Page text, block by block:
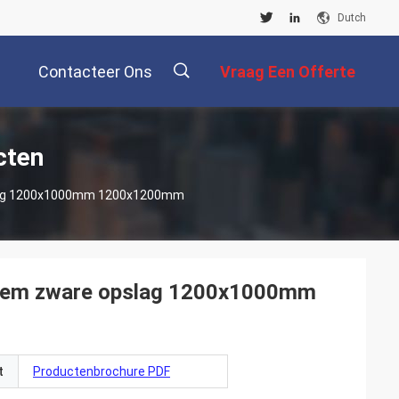
Dutch
Contacteer Ons Vraag Een Offerte
1200x1000mm 1200x1200mm
zware opslag 1200x1000mm
Productenbrochure PDF